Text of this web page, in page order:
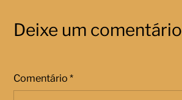
Deixe um comentário
Comentário*